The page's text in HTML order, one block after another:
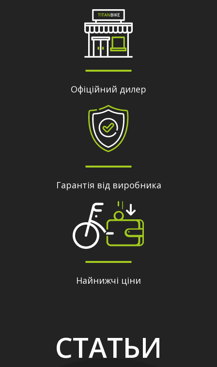
Офіційний дилер
Гарантія від виробника
Найнижчі ціни
СТАТЬИ